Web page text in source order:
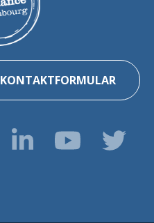
KONTAKTFORMULAR